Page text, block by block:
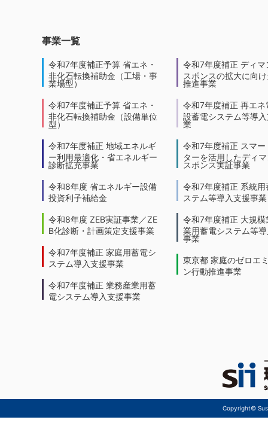
事業一覧
令和7年度補正予算 省エネ・
非化石転換補助金（工場・事
業場型）
令和7年度補正予算 省エネ・
非化石転換補助金（設備単位
型）
令和7年度補正 地域エネルギ
ー利用最適化・省エネルギー
診断拡充事業
令和8年度 省エネルギー設備
投資利子補給金
令和8年度 ZEB実証事業／ZE
B化診断・計画策定支援事業
令和7年度補正 家庭用蓄電シ
ステム導入支援事業
令和7年度補正 業務産業用蓄
電システム導入支援事業
令和7年度補正 ディマ
スポンスの拡大に向
推進事業
令和7年度補正 再エネ
設蓄電システム等導
業
令和7年度補正 スマー
ターを活用したディ
スポンス実証事業
令和7年度補正 系統用
ステム等導入支援事業
令和7年度補正 大規模
業用蓄電システム等
事業
東京都 家庭のゼロエ
ン行動推進事業
Copyright©